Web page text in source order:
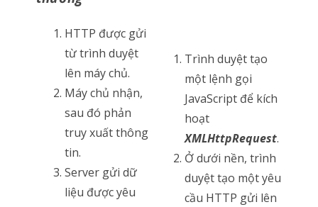
HTTP được gửi
từ trình duyệt
lên máy chủ.
Máy chủ nhận,
sau đó phản
truy xuất thông
tin.
Server gửi dữ
liệu được yêu
Trình duyệt tạo
một lệnh gọi
JavaScript để kích
hoạt
XMLHttpRequest.
Ở dưới nền, trình
duyệt tạo một yêu
cầu HTTP gửi lên